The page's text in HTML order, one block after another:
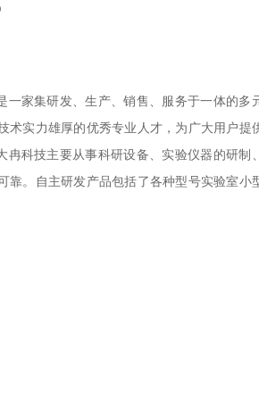
家集研发、生产、销售、服务于一体的多
术实力雄厚的优秀专业人才，为广大用户提
科技主要从事科研设备、实验仪器的研制
靠。自主研发产品包括了各种型号实验室小